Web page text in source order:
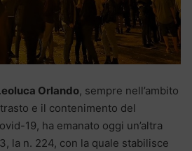
Orlando, sempre nell’ambito
e il contenimento del
19, ha emanato oggi un’altra
la n. 224, con la quale stabilisce